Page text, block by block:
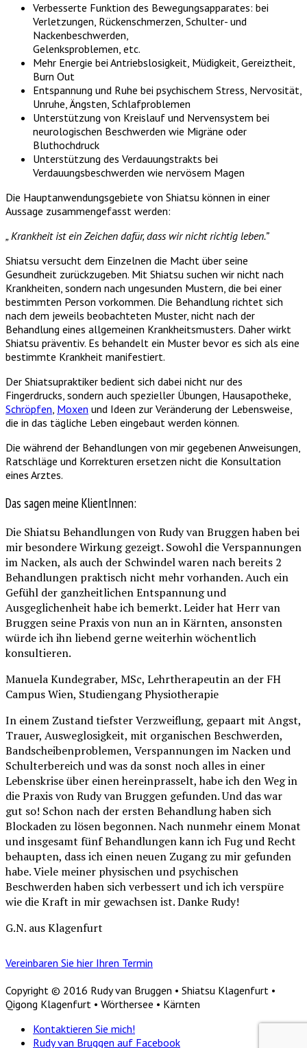
Verbesserte Funktion des Bewegungsapparates: bei
Verletzungen, Rückenschmerzen, Schulter- und
Nackenbeschwerden,
Gelenksproblemen, etc.
Mehr Energie bei Antriebslosigkeit, Müdigkeit, Gereiztheit,
Burn Out
Entspannung und Ruhe bei psychischem Stress, Nervosität,
Unruhe, Ängsten, Schlafproblemen
Unterstützung von Kreislauf und Nervensystem bei
neurologischen Beschwerden wie Migräne oder
Bluthochdruck
Unterstützung des Verdauungstrakts bei
Verdauungsbeschwerden wie nervösem Magen
Die Hauptanwendungsgebiete von Shiatsu können in einer
Aussage zusammengefasst werden:
„ Krankheit ist ein Zeichen dafür, dass wir nicht richtig leben.”
Shiatsu versucht dem Einzelnen die Macht über seine
Gesundheit zurückzugeben. Mit Shiatsu suchen wir nicht nach
Krankheiten, sondern nach ungesunden Mustern, die bei einer
bestimmten Person vorkommen. Die Behandlung richtet sich
nach dem jeweils beobachteten Muster, nicht nach der
Behandlung eines allgemeinen Krankheitsmusters. Daher wirkt
Shiatsu präventiv. Es behandelt ein Muster bevor es sich als eine
bestimmte Krankheit manifestiert.
Der Shiatsupraktiker bedient sich dabei nicht nur des
Fingerdrucks, sondern auch spezieller Übungen, Hausapotheke,
Schröpfen, Moxen und Ideen zur Veränderung der Lebensweise,
die in das tägliche Leben eingebaut werden können.
Die während der Behandlungen von mir gegebenen Anweisungen,
Ratschläge und Korrekturen ersetzen nicht die Konsultation
eines Arztes.
Das sagen meine KlientInnen:
Die Shiatsu Behandlungen von Rudy van Bruggen haben bei
mir besondere Wirkung gezeigt. Sowohl die Verspannungen
im Nacken, als auch der Schwindel waren nach bereits 2
Behandlungen praktisch nicht mehr vorhanden. Auch ein
Gefühl der ganzheitlichen Entspannung und
Ausgeglichenheit habe ich bemerkt. Leider hat Herr van
Bruggen seine Praxis von nun an in Kärnten, ansonsten
würde ich ihn liebend gerne weiterhin wöchentlich
konsultieren.
Manuela Kundegraber, MSc, Lehrtherapeutin an der FH
Campus Wien, Studiengang Physiotherapie
In einem Zustand tiefster Verzweiflung, gepaart mit Angst,
Trauer, Ausweglosigkeit, mit organischen Beschwerden,
Bandscheibenproblemen, Verspannungen im Nacken und
Schulterbereich und was da sonst noch alles in einer
Lebenskrise über einen hereinprasselt, habe ich den Weg in
die Praxis von Rudy van Bruggen gefunden. Und das war
gut so! Schon nach der ersten Behandlung haben sich
Blockaden zu lösen begonnen. Nach nunmehr einem Monat
und insgesamt fünf Behandlungen kann ich Fug und Recht
behaupten, dass ich einen neuen Zugang zu mir gefunden
habe. Viele meiner physischen und psychischen
Beschwerden haben sich verbessert und ich ich verspüre
wie die Kraft in mir gewachsen ist. Danke Rudy!
G.N. aus Klagenfurt
Vereinbaren Sie hier Ihren Termin
Copyright © 2016 Rudy van Bruggen • Shiatsu Klagenfurt •
Qigong Klagenfurt • Wörthersee • Kärnten
Kontaktieren Sie mich!
Rudy van Bruggen auf Facebook